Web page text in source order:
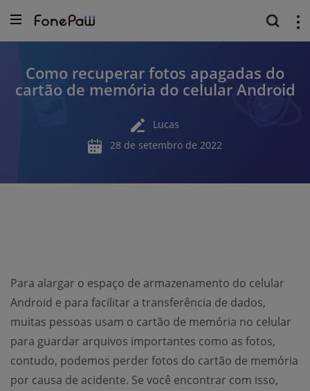
Como recuperar fotos apagadas do
cartão de memória do celular Android
Lucas
28 de setembro de 2022
Para alargar o espaço de armazenamento do celular
Android e para facilitar a transferência de dados,
muitas pessoas usam o cartão de memória no celular
para guardar arquivos importantes como as fotos,
contudo, podemos perder fotos do cartão de memória
por causa de acidente. Se você encontrar com isso,